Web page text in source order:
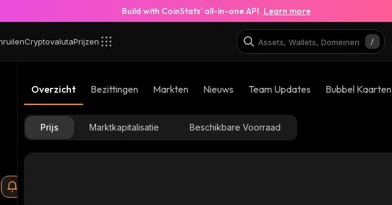
Build with CoinStats’ all-in-one API. Learn more
CryptovalutaPrijzen
Overzicht Bezittingen Markten Nieuws Team Updates Bubbel Kaarten
Prijs Marktkapitalisatie Beschikbare Voorraad